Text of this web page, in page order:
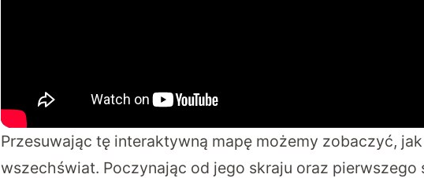
Przesuwając tę interaktywną mapę możemy zobaczyć,
wszechświat. Poczynając od jego skraju oraz pierwszego